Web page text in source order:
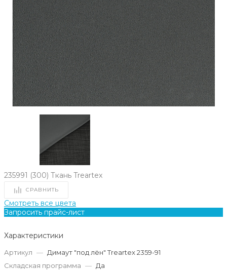
235991 (300) Ткань Treartex
СРАВНИТЬ
Смотреть все цвета
Запросить прайс-лист
Характеристики
Артикул — Димаут "под лён" Treartex 2359-91
Складская программа — Да